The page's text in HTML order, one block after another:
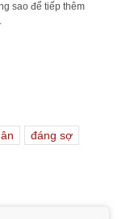
sao để tiếp thêm
đáng sợ